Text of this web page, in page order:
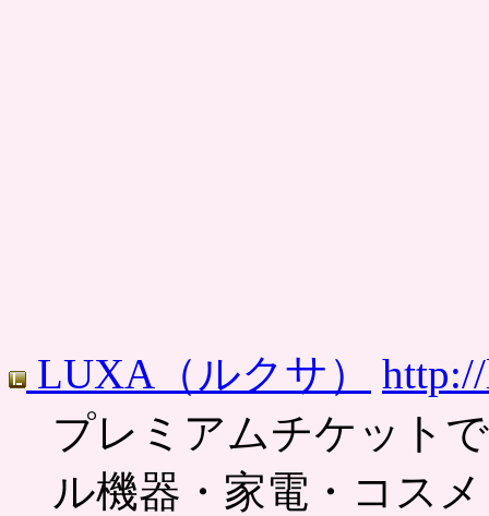
LUXA（ルクサ）
プレミアムチケット
ル機器・家電・コス